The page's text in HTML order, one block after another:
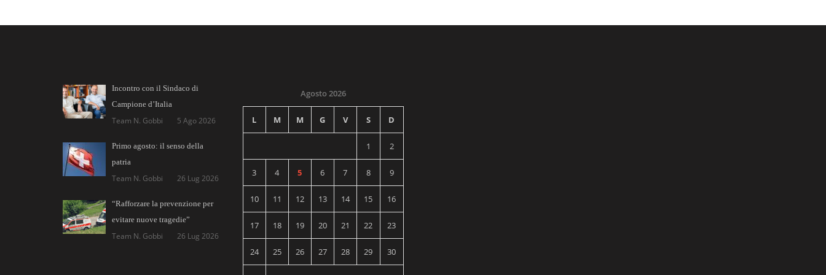
Incontro con il Sindaco di
Campione d’Italia
Team N. Gobbi 5 Ago 2026
Primo agosto: il senso della
patria
Team N. Gobbi 26 Lug 2026
“Rafforzare la prevenzione per
evitare nuove tragedie”
Team N. Gobbi 26 Lug 2026
Agosto 2026
L M M G V S D
1 2
3 4 5 6 7 8 9
10 11 12 13 14 15 16
17 18 19 20 21 22 23
24 25 26 27 28 29 30